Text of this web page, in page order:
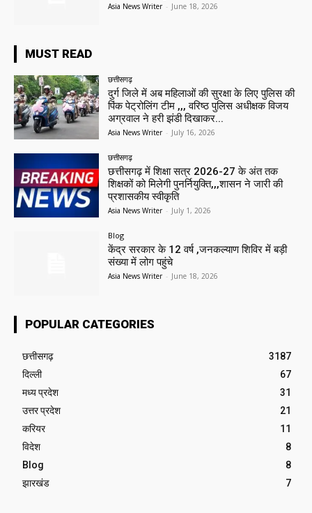
Asia News Writer - June 18, 2026
MUST READ
छत्तीसगढ़
दुर्ग जिले में अब महिलाओं की सुरक्षा के लिए पुलिस की
पिंक पेट्रोलिंग टीम ,,, वरिष्ठ पुलिस अधीक्षक विजय
अग्रवाल ने हरी झंडी दिखाकर...
Asia News Writer - July 16, 2026
छत्तीसगढ़
छत्तीसगढ़ में शिक्षा सत्र 2026-27 के अंत तक
शिक्षकों को मिलेगी पुनर्नियुक्ति,,,शासन ने जारी की
प्रशासकीय स्वीकृति
Asia News Writer - July 1, 2026
Blog
केंद्र सरकार के 12 वर्ष ,जनकल्याण शिविर में बड़ी
संख्या में लोग पहुंचे
Asia News Writer - June 18, 2026
POPULAR CATEGORIES
छत्तीसगढ़
3187
दिल्ली
67
मध्य प्रदेश
31
उत्तर प्रदेश
21
करियर
11
विदेश
8
Blog
8
झारखंड
7